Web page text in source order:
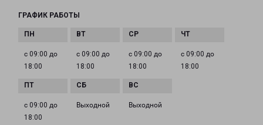
ГРАФИК РАБОТЫ
с 09:00 до
18:00
с 09:00 до
18:00
с 09:00 до
18:00
с 09:00 до
18:00
с 09:00 до
18:00
Выходной Выходной